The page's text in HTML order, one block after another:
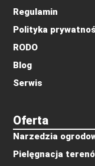
Oferta
Narzedzia
Pielęgnacja
Regulamin
Polityka
RODO
Blog
Serwis